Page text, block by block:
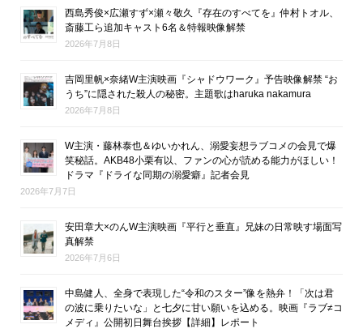
西島秀俊×広瀬すず×瀬々敬久『存在のすべてを』仲村トオル、
斎藤工ら追加キャスト6名＆特報映像解禁
2026年7月8日
吉岡里帆×奈緒W主演映画『シャドウワーク』予告映像解禁 “お
うち”に隠された殺人の秘密。主題歌はharuka nakamura
2026年7月8日
W主演・藤林泰也＆ゆいかれん、溺愛妄想ラブコメの会見で爆
笑秘話。AKB48小栗有以、ファンの心が読める能力がほしい！
ドラマ『ドライな同期の溺愛癖』記者会見
2026年7月7日
安田章大×のんW主演映画『平行と垂直』兄妹の日常映す場面写
真解禁
2026年7月6日
中島健人、全身で表現した“令和のスター”像を熱弁！「次は君
の波に乗りたいな」と七夕に甘い願いを込める。映画『ラブ≠コ
メディ』公開初日舞台挨拶【詳細】レポート